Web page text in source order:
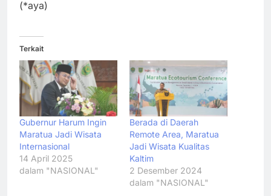
(*aya)
Terkait
Gubernur Harum Ingin
Maratua Jadi Wisata
Internasional
14 April 2025
dalam "NASIONAL"
Berada di Daerah
Remote Area, Maratua
Jadi Wisata Kualitas
Kaltim
2 Desember 2024
dalam "NASIONAL"